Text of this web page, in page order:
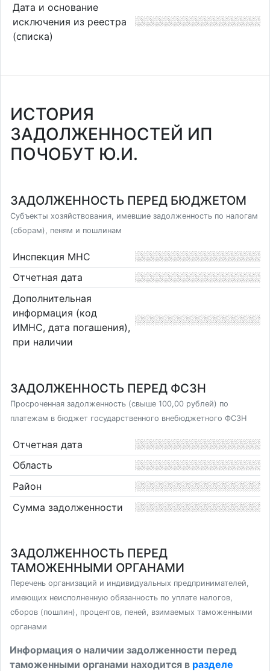
Дата и основание
исключения из реестра
(списка)
ИСТОРИЯ
ЗАДОЛЖЕННОСТЕЙ ИП
ПОЧОБУТ Ю.И.
ЗАДОЛЖЕННОСТЬ ПЕРЕД БЮДЖЕТОМ
Субъекты хозяйствования, имевшие задолженность по налогам
(сборам), пеням и пошлинам
Инспекция МНС
Отчетная дата
Дополнительная
информация (код
ИМНС, дата погашения),
при наличии
ЗАДОЛЖЕННОСТЬ ПЕРЕД ФСЗН
Просроченная задолженность (свыше 100,00 рублей) по
платежам в бюджет государственного внебюджетного ФСЗН
Отчетная дата
Область
Район
Сумма задолженности
ЗАДОЛЖЕННОСТЬ ПЕРЕД
ТАМОЖЕННЫМИ ОРГАНАМИ
Перечень организаций и индивидуальных предпринимателей,
имеющих неисполненную обязанность по уплате налогов,
сборов (пошлин), процентов, пеней, взимаемых таможенными
органами
Информация о наличии задолженности перед
таможенными органами находится в разделе